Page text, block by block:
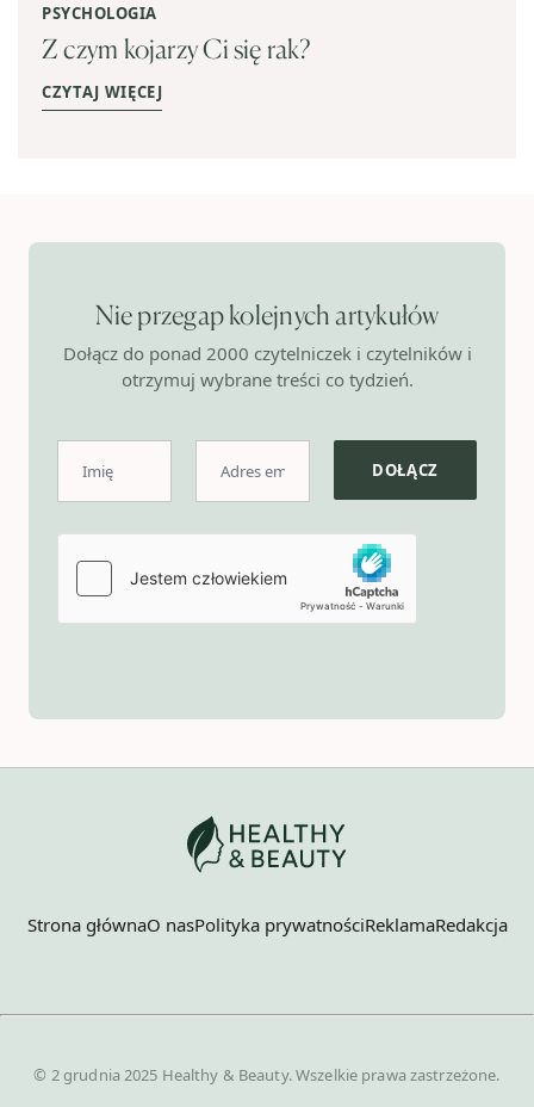
PSYCHOLOGIA
Z czym kojarzy Ci się rak?
CZYTAJ WIĘCEJ
Nie przegap kolejnych artykułów
Dołącz do ponad 2000 czytelniczek i czytelników i
otrzymuj wybrane treści co tydzień.
Strona głównaO nasPolityka prywatnościReklamaRedakcja
© 2 grudnia 2025 Healthy & Beauty. Wszelkie prawa zastrzeżone.